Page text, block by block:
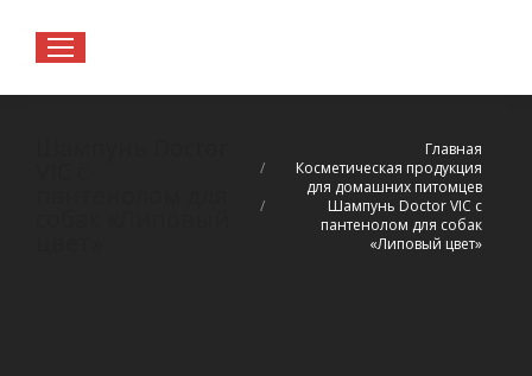
Главная
Косметическая продукция
для домашних питомцев
Шампунь Doctor VIC с
пантенолом для собак
«Липовый цвет»